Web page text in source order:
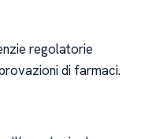
regolatorie
di farmaci.